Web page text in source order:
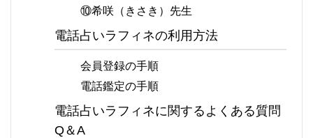
⑩希咲（きさき）先生
電話占いラフィネの利用方法
会員登録の手順
電話鑑定の手順
電話占いラフィネに関するよくある質問
Q＆A